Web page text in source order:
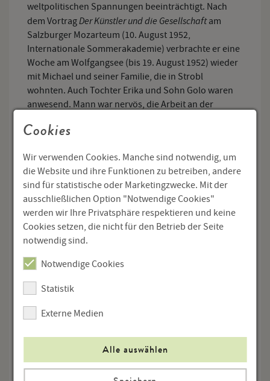
weltpolitischen Spannungen beeinträchtigt. Nach
dem VortragDer Künstler und die Gesellschaftam
Salzburger Mozarteum (10. August 1952,
Internationale Sommerakademie) verbrachte er eine
Woche am Wolfgangsee (bis 19. August 1952) wieder
mit Michael und seiner Familie, die in Strobl
wohnten. Auch Tochter Erika und Sohn Golo waren
anwesend. Mann war nervös, die Arbeit an der
sogar zum Eklat: Er hatte den sowjetkritischen
eingeladen, in dem Erika (nicht unberechtigt) einen
amerikanischen Agenten witterte. Die
Unternehmungen mit den Enkelkindern Frido und
Toni, etwa Bootsfahrten auf dem Wolfgangsee,
Spaziergänge oder Besuche von Konditoreien,
scheinen Mann hingegen Freude bereitet zu haben.
Die „Pension Appesbach“ in St. Wolfgang, in der
Mann diesmal wohnte, wirbt heute mit einem
„Thomas-Mann-Zimmer“.
Markus Kreuzwieser
Cookies
Wir verwenden Cookies. Manche sind notwendig, um
die Website und ihre Funktionen zu betreiben, andere
sind für statistische oder Marketingzwecke. Mit der
ausschließlichen Option "Notwendige Cookies"
werden wir Ihre Privatsphäre respektieren und keine
Cookies setzen, die nicht für den Betrieb der Seite
notwendig sind.
Notwendige Cookies
Statistik
Externe Medien
Alle auswählen